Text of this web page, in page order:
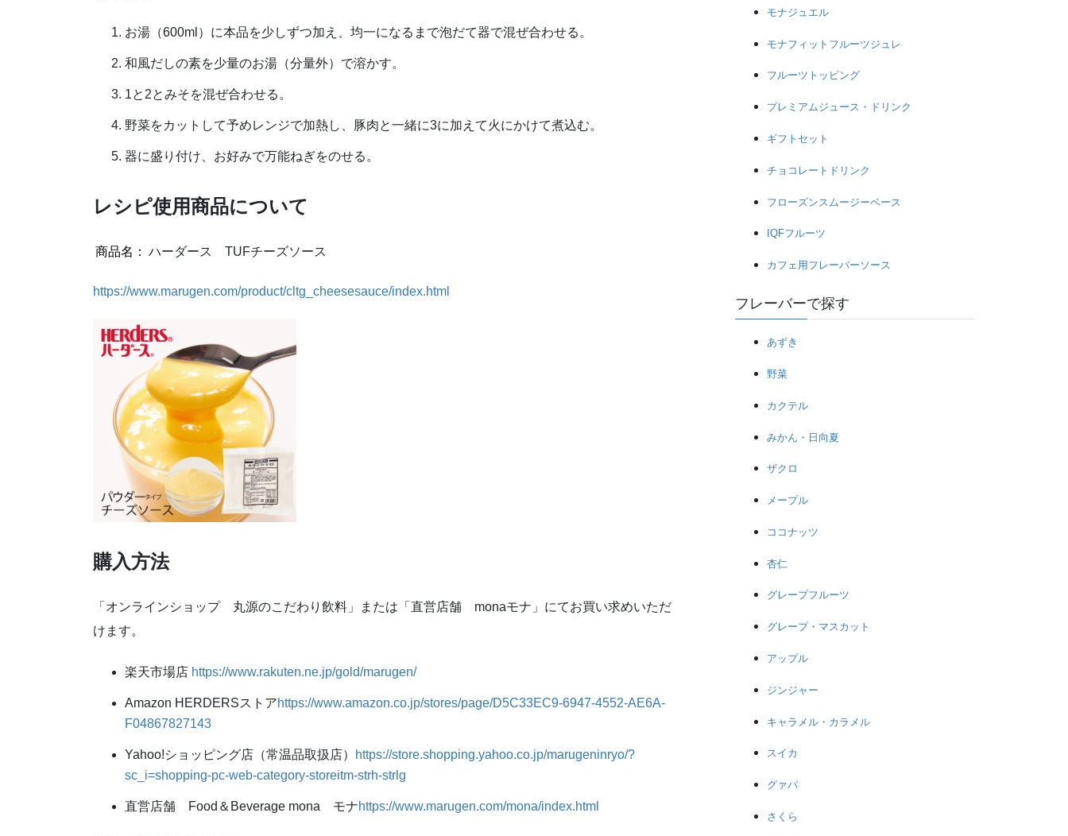
お湯（600ml）に本品を少しずつ加え、均一になるまで泡だて器で混ぜ合わせる。
和風だしの素を少量のお湯（分量外）で溶かす。
1と2とみそを混ぜ合わせる。
野菜をカットして予めレンジで加熱し、豚肉と一緒に3に加えて火にかけて煮込む。
器に盛り付け、お好みで万能ねぎをのせる。
レシピ使用商品について
商品名： ハーダース TUFチーズソース
https://www.marugen.com/product/cltg_cheesesauce/index.html
購入方法
「オンラインショップ 丸源のこだわり飲料」または「直営店舗 monaモナ」にてお買い求めいただ
けます。
楽天市場店 https://www.rakuten.ne.jp/gold/marugen/
Amazon HERDERSストアhttps://www.amazon.co.jp/stores/page/D5C33EC9-6947-4552-AE6A-
F04867827143
Yahoo!ショッピング店（常温品取扱店）
https://store.shopping.yahoo.co.jp/marugeninryo/?
sc_i=shopping-pc-web-category-storeitm-strh-strlg
直営店舗 Food＆Beverage mona モナhttps://www.marugen.com/mona/index.html
モナジュエル
モナフィットフルーツジュレ
フルーツトッピング
プレミアムジュース・ドリンク
ギフトセット
チョコレートドリンク
フローズンスムージーベース
IQFフルーツ
カフェ用フレーバーソース
フレーバーで探す
あずき
野菜
カクテル
みかん・日向夏
ザクロ
メープル
ココナッツ
杏仁
グレープフルーツ
グレープ・マスカット
アップル
ジンジャー
キャラメル・カラメル
スイカ
グァバ
さくら